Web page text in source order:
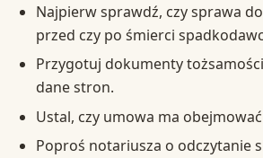
Najpierw sprawdź, czy sprawa
przed czy po śmierci
Przygotuj dokumenty
dane stron.
Ustal, czy umowa ma
Poproś notariusza o odczytanie